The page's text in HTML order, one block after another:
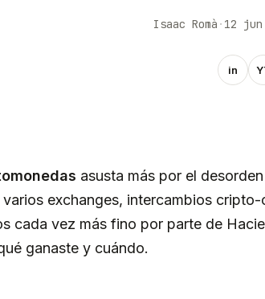
Isaac Romà · 12 jun
in
asusta más por el
exchanges, intercambios
cada vez más fino por parte de
ganaste y cuándo.